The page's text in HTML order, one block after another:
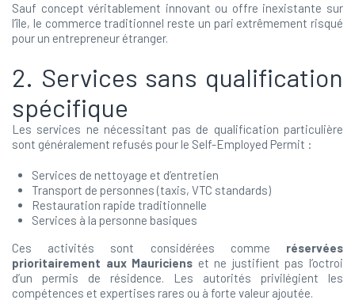
Sauf concept véritablement innovant ou offre inexistante sur
l’île, le commerce traditionnel reste un pari extrêmement risqué
pour un entrepreneur étranger.
2. Services sans qualification
spécifique
Les services ne nécessitant pas de qualification particulière
sont généralement refusés pour le Self-Employed Permit :
Services de nettoyage et d’entretien
Transport de personnes (taxis, VTC standards)
Restauration rapide traditionnelle
Services à la personne basiques
Ces activités sont considérées comme réservées
prioritairement aux Mauriciens et ne justifient pas l’octroi
d’un permis de résidence. Les autorités privilégient les
compétences et expertises rares ou à forte valeur ajoutée.